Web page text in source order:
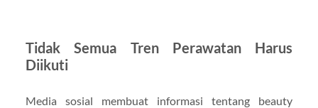
Tidak Semua Tren Perawatan Harus
Diikuti
Media sosial membuat informasi tentang beauty